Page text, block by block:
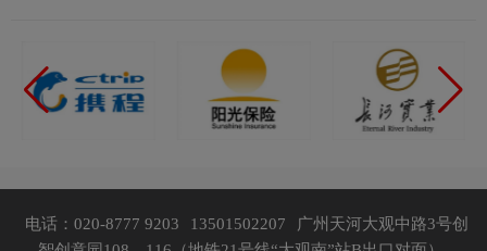
电话：020-8777 9203 13501502207
广州天河大观中路3号创